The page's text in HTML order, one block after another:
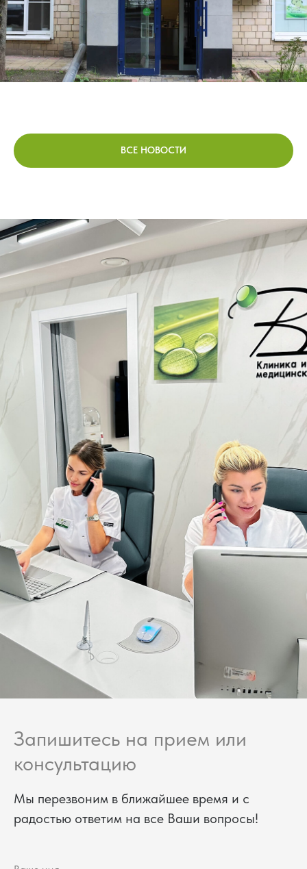
ВСЕ НОВОСТИ
Запишитесь на прием или
консультацию
Мы перезвоним в ближайшее время и с
радостью ответим на все Ваши вопросы!